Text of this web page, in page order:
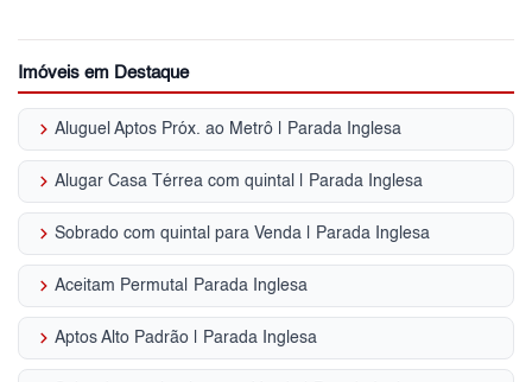
Imóveis em Destaque
keyboard_arrow_right Aluguel Aptos Próx. ao Metrô | Parada Inglesa
keyboard_arrow_right Alugar Casa Térrea com quintal | Parada Inglesa
keyboard_arrow_right Sobrado com quintal para Venda | Parada Inglesa
keyboard_arrow_right Aceitam Permuta| Parada Inglesa
keyboard_arrow_right Aptos Alto Padrão | Parada Inglesa